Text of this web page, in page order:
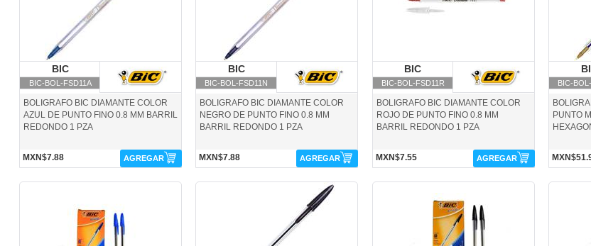
BIC
BIC-BOL-FSD11A
BOLIGRAFO BIC DIAMANTE COLOR
AZUL DE PUNTO FINO 0.8 MM BARRIL
REDONDO 1 PZA
MXN$7.88 AGREGAR
BIC
BIC-BOL-FSD11N
BOLIGRAFO BIC DIAMANTE COLOR
NEGRO DE PUNTO FINO 0.8 MM
BARRIL REDONDO 1 PZA
MXN$7.88 AGREGAR
BIC
BIC-BOL-FSD11R
BOLIGRAFO BIC DIAMANTE COLOR
ROJO DE PUNTO FINO 0.8 MM
BARRIL REDONDO 1 PZA
MXN$7.55 AGREGAR
BIC-
PUNTO